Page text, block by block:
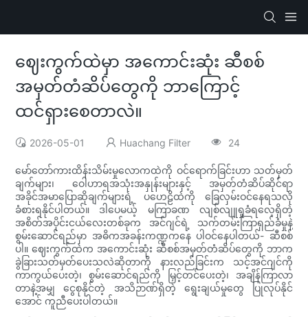
ဈေးကွက်ထဲမှာ အကောင်းဆုံး ဆီစစ်
အမှတ်တံဆိပ်တွေကို ဘာကြောင့်
ထင်ရှားစေတာလဲ။
2026-05-01 Huachang Filter 24
မော်တော်ကားထိန်းသိမ်းမှုလောကထဲကို ဝင်ရောက်ခြင်းဟာ သတ်မှတ်
ချက်များ၊ ဝေါဟာရအသုံးအနှုန်းများနှင့် အမှတ်တံဆိပ်ဆိုင်ရာ
အခိုင်အမာပြောဆိုချက်များရဲ့ ပဟေဠိထဲကို ခြေလှမ်းဝင်နေရသလို
ခံစားရနိုင်ပါတယ်။ ဒါပေမယ့် မကြာခဏ လျစ်လျူရှုခံရလေ့ရှိတဲ့
အစိတ်အပိုင်းငယ်လေးတစ်ခုက အင်ဂျင်ရဲ့ သက်တမ်းကြာရှည်ခံမှုနဲ့
စွမ်းဆောင်ရည်မှာ အဓိကအခန်းကဏ္ဍကနေ ပါဝင်နေပါတယ်- ဆီစစ်
ပါ။ ဈေးကွက်ထဲက အကောင်းဆုံး ဆီစစ်အမှတ်တံဆိပ်တွေကို ဘာက
ခွဲခြားသတ်မှတ်ပေးသလဲဆိုတာကို နားလည်ခြင်းက သင့်အင်ဂျင်ကို
ကာကွယ်ပေးတဲ့၊ စွမ်းဆောင်ရည်ကို မြှင့်တင်ပေးတဲ့၊ အချိန်ကြာလာ
တာနဲ့အမျှ ငွေစုနိုင်တဲ့ အသိဉာဏ်ရှိတဲ့ ရွေးချယ်မှုတွေ ပြုလုပ်နိုင်
အောင် ကူညီပေးပါတယ်။